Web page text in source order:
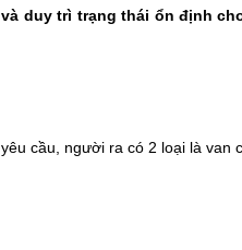
duy trì trạng thái ổn định
cầu, người ra có 2 loại là van